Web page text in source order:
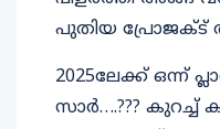
പുതിയ പ്രോജക്ട്
2025ലേക്ക് ഒന്ന്
സാര്‍….???